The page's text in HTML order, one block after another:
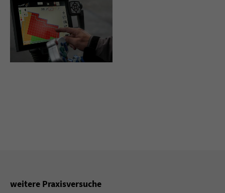
weitere Praxisversuche